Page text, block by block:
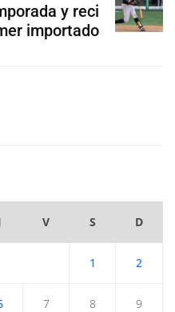
y reci
importado
V S D
1 2
7 8 9